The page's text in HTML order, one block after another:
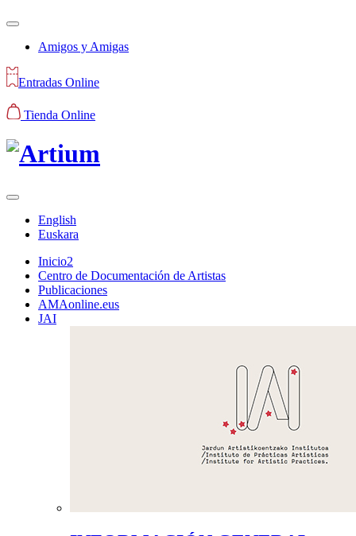
Amigos y Amigas
Entradas Online
Tienda Online
English
Euskara
Inicio2
Centro de Documentación de Artistas
Publicaciones
AMAonline.eus
JAI